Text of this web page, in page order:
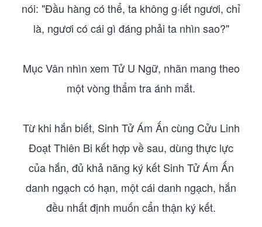
nói: "Đầu hàng có thể, ta không g·iết ngươi, chỉ
là, ngươi có cái gì đáng phải ta nhìn sao?"
Mục Vân nhìn xem Tử U Ngữ, nhãn mang theo
một vòng thẩm tra ánh mắt.
Từ khi hắn biết, Sinh Tử Ám Ấn cùng Cửu Linh
Đoạt Thiên Bi kết hợp về sau, dùng thực lực
của hắn, đủ khả năng ký kết Sinh Tử Ám Ấn
danh ngạch có hạn, một cái danh ngạch, hắn
đều nhất định muốn cẩn thận ký kết.